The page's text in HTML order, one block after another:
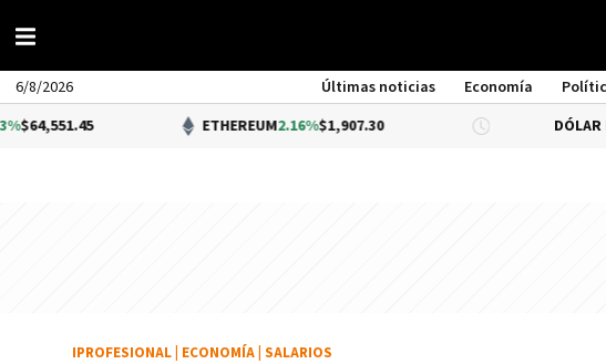
6/8/2026 Últimas noticias Economía
ETHEREUM2.16%$1,907.30 DÓLAR BNA 0.34%
IPROFESIONAL ECONOMÍA SALARIOS